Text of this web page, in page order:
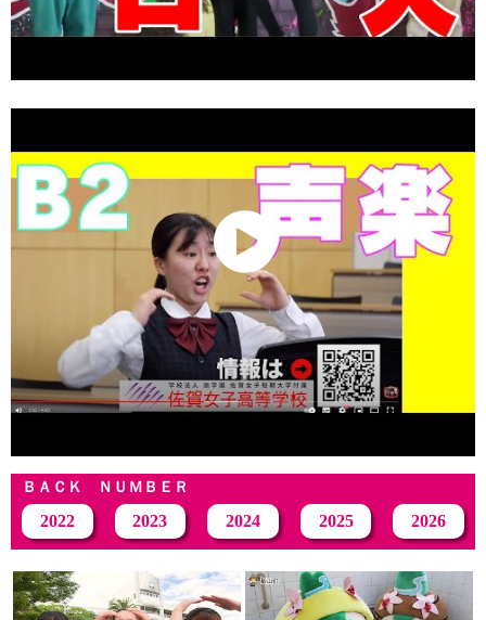
ＢＡＣＫ ＮＵＭＢＥＲ
2022 2023 2024 2025 2026